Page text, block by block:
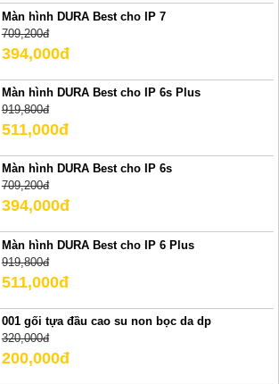
Màn hình DURA Best cho IP 7
709,200đ
394,000đ
Màn hình DURA Best cho IP 6s Plus
919,800đ
511,000đ
Màn hình DURA Best cho IP 6s
709,200đ
394,000đ
Màn hình DURA Best cho IP 6 Plus
919,800đ
511,000đ
001 gối tựa đầu cao su non bọc da dp
320,000đ
200,000đ